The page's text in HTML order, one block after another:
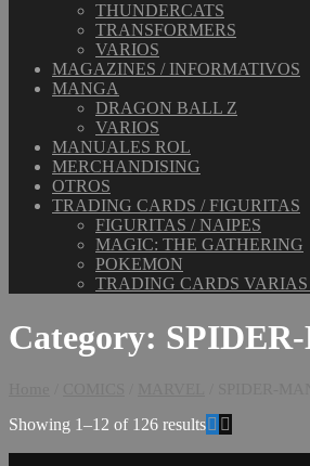
THUNDERCATS
TRANSFORMERS
VARIOS
MAGAZINES / INFORMATIVOS
MANGA
DRAGON BALL Z
VARIOS
MANUALES ROL
MERCHANDISING
OTROS
TRADING CARDS / FIGURITAS
FIGURITAS / NAIPES
MAGIC: THE GATHERING
POKEMON
TRADING CARDS VARIAS
Category:
Showing 1–12 of 126 results